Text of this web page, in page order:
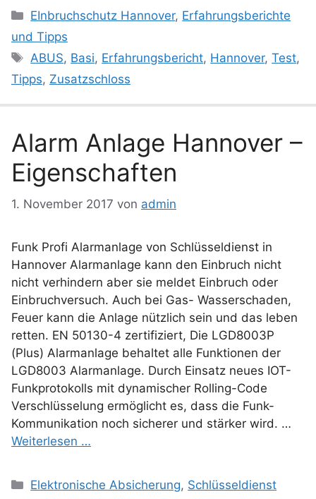
Kategorien
EInbruchschutz Hannover, Erfahrungsberichte
und Tipps
Schlagwörter
ABUS, Basi, Erfahrungsbericht, Hannover,Test,
Tipps, Zusatzschloss
Alarm Anlage Hannover –
Eigenschaften
1. November 2017 von admin
Funk Profi Alarmanlage von Schlüsseldienst in
Hannover Alarmanlage kann den Einbruch nicht
nicht verhindern aber sie meldet Einbruch oder
Einbruchversuch. Auch bei Gas- Wasserschaden,
Feuer kann die Anlage nützlich sein und das leben
retten. EN 50130-4 zertifiziert, Die LGD8003P
(Plus) Alarmanlage behaltet alle Funktionen der
LGD8003 Alarmanlage. Durch Einsatz neues IOT-
Funkprotokolls mit dynamischer Rolling-Code
Verschlüsselung ermöglicht es, dass die Funk-
Kommunikation noch sicherer und stärker wird. …
Weiterlesen …
Kategorien
Elektronische Absicherung, Schlüsseldienst